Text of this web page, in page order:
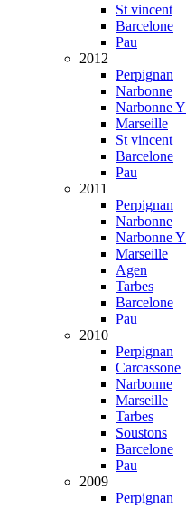
St vincent
Barcelone
Pau
2012
Perpignan
Narbonne
Narbonne Y
Marseille
St vincent
Barcelone
Pau
2011
Perpignan
Narbonne
Narbonne Y
Marseille
Agen
Tarbes
Barcelone
Pau
2010
Perpignan
Carcassone
Narbonne
Marseille
Tarbes
Soustons
Barcelone
Pau
2009
Perpignan